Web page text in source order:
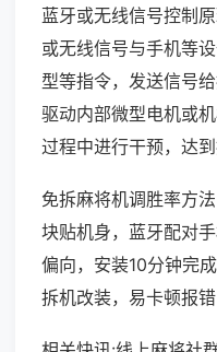
蓝牙或无线信号控制
或无线信号与手机等
型等指令，发送信号
驱动内部微型电机或
过程中进行干预，达到
免拆麻将机调胜率方
块贴机身，蓝牙配对
偏向，安装10分钟完
拆机改装，易卡顿报错